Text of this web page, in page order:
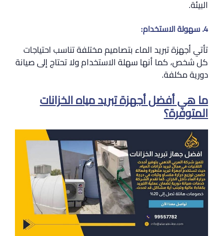
البيئة.
4. سهولة الاستخدام:
تأتي أجهزة تبريد الماء بتصاميم مختلفة تناسب احتياجات
كل شخص، كما أنها سهلة الاستخدام ولا تحتاج إلى صيانة
دورية مكلفة.
ما هي أفضل أجهزة تبريد مياه الخزانات
المتوفرة؟